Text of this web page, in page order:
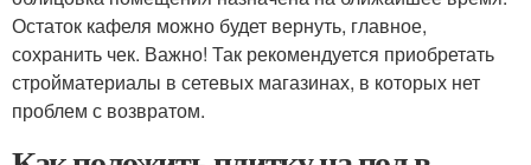
Остаток кафеля можно будет вернуть, главное,
сохранить чек. Важно! Так рекомендуется приобретать
стройматериалы в сетевых магазинах, в которых нет
проблем с возвратом.